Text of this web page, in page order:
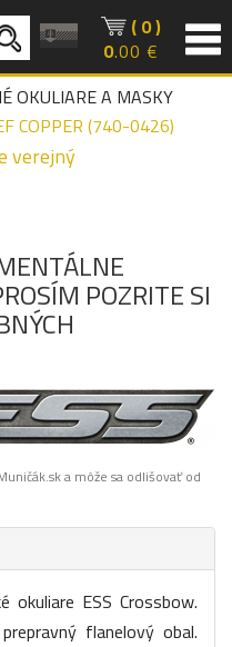
( 0 )
0.00 €
OKULIARE A MASKY
COPPER (740-0426)
verejný
POZRITE SI
a môže sa odlišovať od
okuliare ESS Crossbow.
flanelový obal.